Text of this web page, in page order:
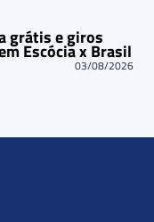
grátis e giros
Escócia x Brasil
03/08/2026